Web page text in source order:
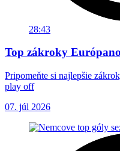
28:43
Top zákroky
Pripomeňte si najlepšie
play off
07. júl 2026